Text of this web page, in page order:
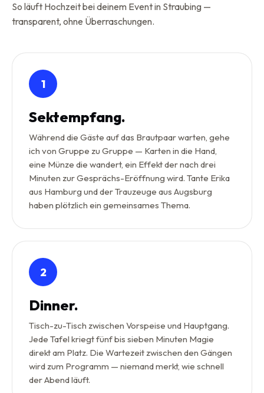
So läuft Hochzeit bei deinem Event in Straubing —
transparent, ohne Überraschungen.
1
Sektempfang.
Während die Gäste auf das Brautpaar warten, gehe
ich von Gruppe zu Gruppe — Karten in die Hand,
eine Münze die wandert, ein Effekt der nach drei
Minuten zur Gesprächs-Eröffnung wird. Tante Erika
aus Hamburg und der Trauzeuge aus Augsburg
haben plötzlich ein gemeinsames Thema.
2
Dinner.
Tisch-zu-Tisch zwischen Vorspeise und Hauptgang.
Jede Tafel kriegt fünf bis sieben Minuten Magie
direkt am Platz. Die Wartezeit zwischen den Gängen
wird zum Programm — niemand merkt, wie schnell
der Abend läuft.